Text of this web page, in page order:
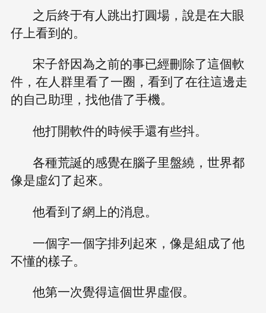
之后終于有人跳出打圓場，說是在大眼
仔上看到的。
宋子舒因為之前的事已經刪除了這個軟
件，在人群里看了一圈，看到了在往這邊走
的自己助理，找他借了手機。
他打開軟件的時候手還有些抖。
各種荒誕的感覺在腦子里盤繞，世界都
像是虛幻了起來。
他看到了網上的消息。
一個字一個字排列起來，像是組成了他
不懂的樣子。
他第一次覺得這個世界虛假。